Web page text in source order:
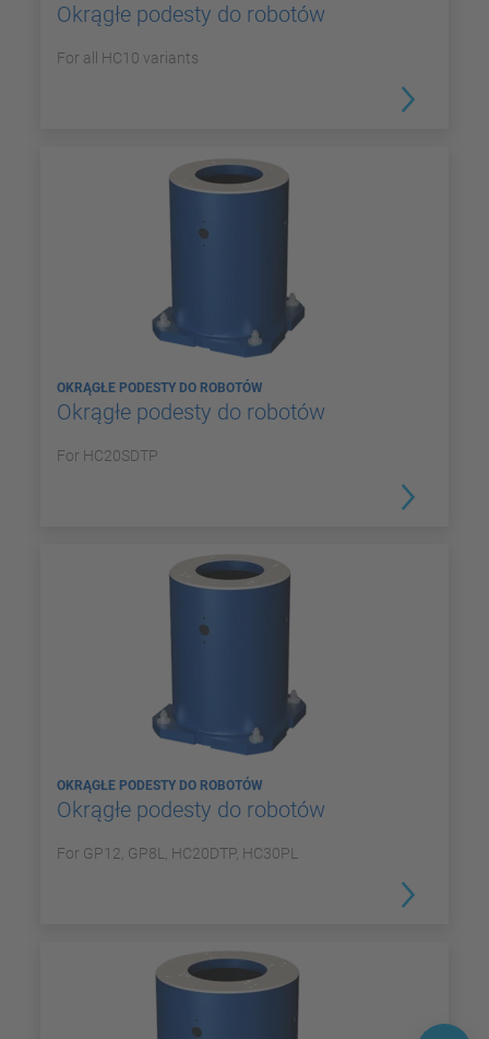
Okrągłe podesty do robotów
For all HC10 variants
OKRĄGŁE PODESTY DO ROBOTÓW
Okrągłe podesty do robotów
For HC20SDTP
OKRĄGŁE PODESTY DO ROBOTÓW
Okrągłe podesty do robotów
For GP12, GP8L, HC20DTP, HC30PL